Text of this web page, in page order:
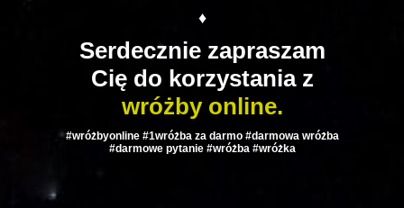
♦
Serdecznie zapraszam
Cię do korzystania z
wróżby online.
#wróżbyonline #1wróżba za darmo #darmowa wróżba
#darmowe pytanie #wróżba #wróżka